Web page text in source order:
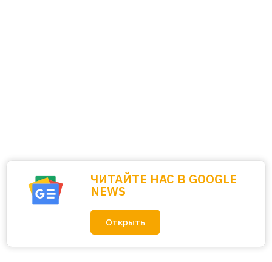
ЧИТАЙТЕ НАС В GOOGLE
NEWS
Открыть